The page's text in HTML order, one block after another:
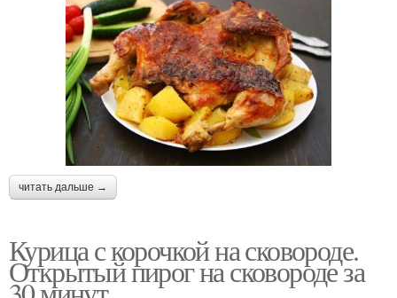
читать дальше →
Курица с корочкой на сковороде.
Открытый пирог на сковороде за